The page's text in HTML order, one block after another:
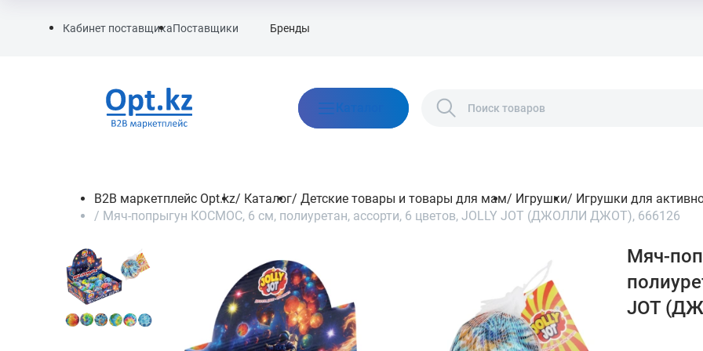
Кабинет поставщикаПоставщики Бренды
Каталог
B2B маркетплейс Opt.kz/ Каталог/ Детские товары и товары для мам/ Игрушки/ Игрушки для
/ Мяч-попрыгун КОСМОС, 6 см, полиуретан, ассорти, 6 цветов, JOLLY JOT (ДЖОЛЛИ ДЖОТ), 666126
Мяч-
JOT